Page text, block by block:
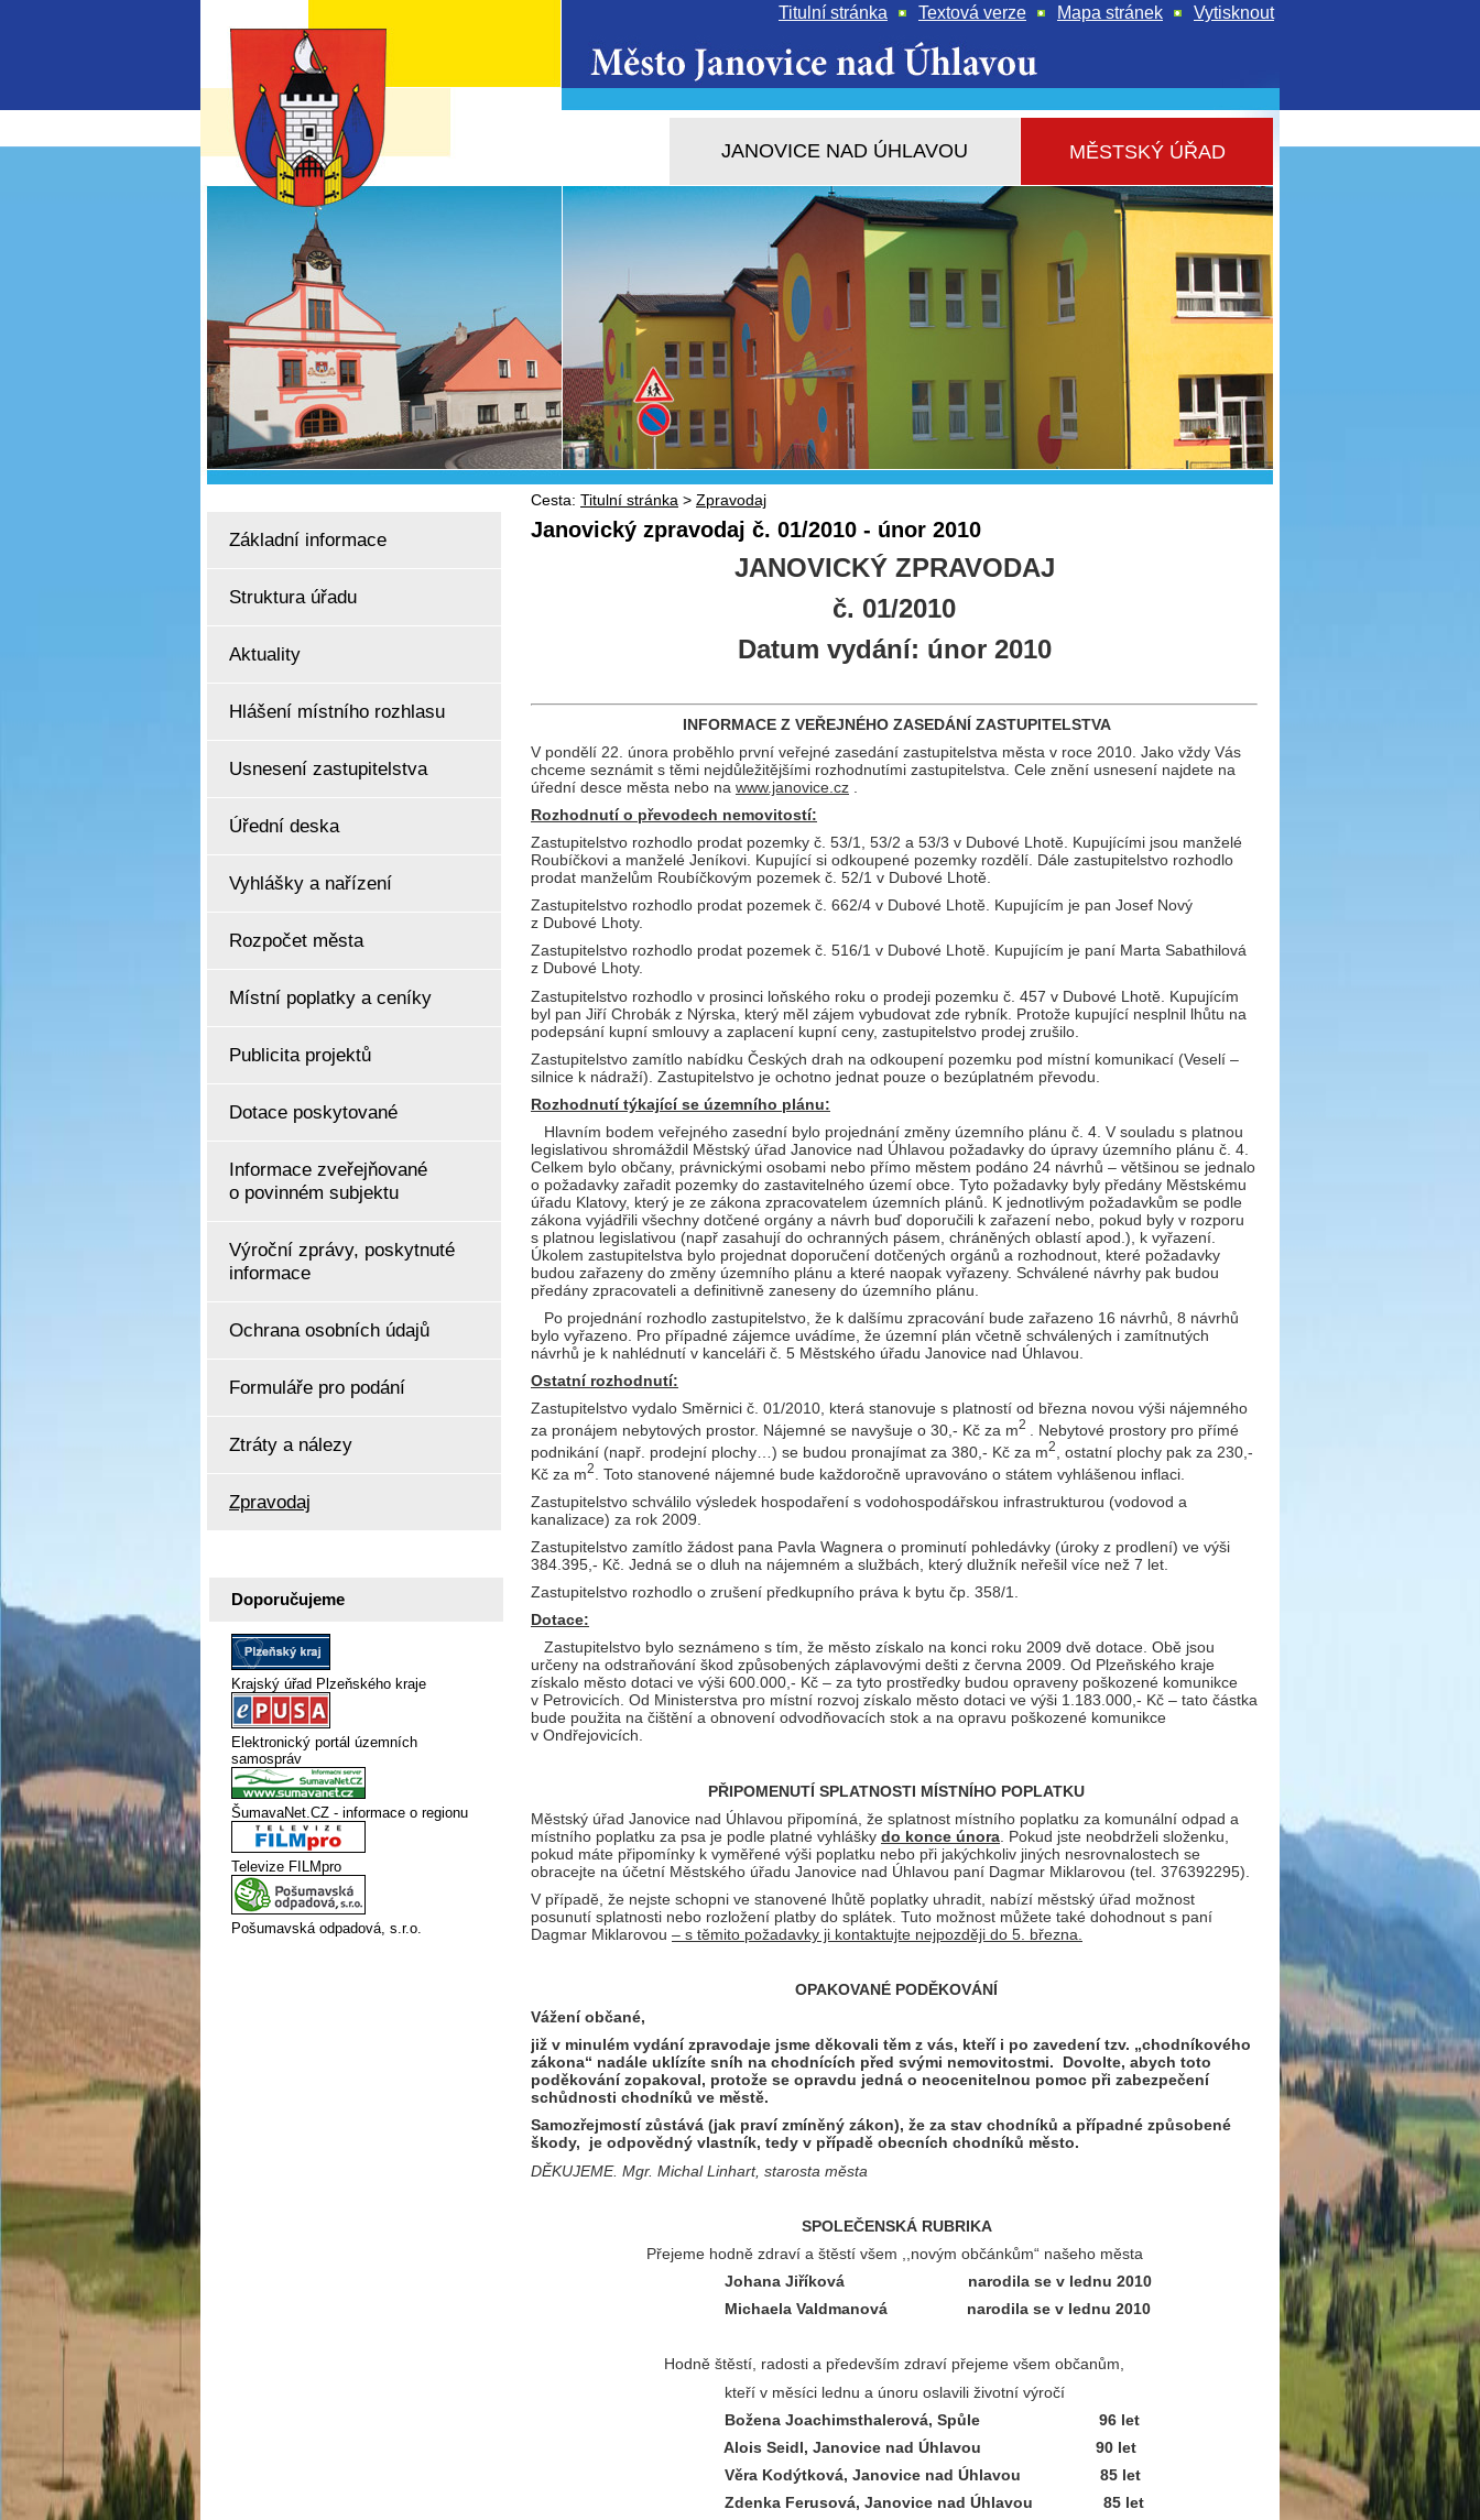
JANOVICE NAD ÚHLAVOU MĚSTSKÝ ÚŘAD
Cesta: Titulní stránka > Zpravodaj
Titulní stránka Textová verze Mapa stránek Vytisknout
Základní informace
Struktura úřadu
Aktuality
Hlášení místního rozhlasu
Usnesení zastupitelstva
Úřední deska
Vyhlášky a nařízení
Rozpočet města
Místní poplatky a ceníky
Publicita projektů
Dotace poskytované
Informace zveřejňované
o povinném subjektu
Výroční zprávy, poskytnuté
informace
Ochrana osobních údajů
Formuláře pro podání
Ztráty a nálezy
Zpravodaj
Doporučujeme
Krajský úřad Plzeňského kraje
Elektronický portál územních
samospráv
ŠumavaNet.CZ - informace o regionu
Televize FILMpro
Pošumavská odpadová, s.r.o.
Janovický zpravodaj č. 01/2010 - únor 2010
JANOVICKÝ ZPRAVODAJ
č. 01/2010
Datum vydání: únor 2010
INFORMACE Z VEŘEJNÉHO ZASEDÁNÍ ZASTUPITELSTVA
V pondělí 22. února proběhlo první veřejné zasedání zastupitelstva města v roce 2010. Jako vždy Vás
chceme seznámit s těmi nejdůležitějšími rozhodnutími zastupitelstva. Cele znění usnesení najdete na
úřední desce města nebo na www.janovice.cz
Rozhodnutí o převodech nemovitostí:
Zastupitelstvo rozhodlo prodat pozemky č. 53/1, 53/2 a 53/3 v Dubové Lhotě. Kupujícími jsou manželé
Roubíčkovi a manželé Jeníkovi. Kupující si odkoupené pozemky rozdělí. Dále zastupitelstvo rozhodlo
prodat manželům Roubíčkovým pozemek č. 52/1 v Dubové Lhotě.
Zastupitelstvo rozhodlo prodat pozemek č. 662/4 v Dubové Lhotě. Kupujícím je pan Josef Nový
z Dubové Lhoty.
Zastupitelstvo rozhodlo prodat pozemek č. 516/1 v Dubové Lhotě. Kupujícím je paní Marta Sabathilová
z Dubové Lhoty.
Zastupitelstvo rozhodlo v prosinci loňského roku o prodeji pozemku č. 457 v Dubové Lhotě. Kupujícím
byl pan Jiří Chrobák z Nýrska, který měl zájem vybudovat zde rybník. Protože kupující nesplnil lhůtu na
podepsání kupní smlouvy a zaplacení kupní ceny, zastupitelstvo prodej zrušilo.
Zastupitelstvo zamítlo nabídku Českých drah na odkoupení pozemku pod místní komunikací (Veselí –
silnice k nádraží). Zastupitelstvo je ochotno jednat pouze o bezúplatném převodu.
Rozhodnutí týkající se územního plánu:
Hlavním bodem veřejného zasední bylo projednání změny územního plánu č. 4. V souladu s platnou
legislativou shromáždil Městský úřad Janovice nad Úhlavou požadavky do úpravy územního plánu č. 4.
Celkem bylo občany, právnickými osobami nebo přímo městem podáno 24 návrhů – většinou se jednalo
o požadavky zařadit pozemky do zastavitelného území obce. Tyto požadavky byly předány Městskému
úřadu Klatovy, který je ze zákona zpracovatelem územních plánů. K jednotlivým požadavkům se podle
zákona vyjádřili všechny dotčené orgány a návrh buď doporučili k zařazení nebo, pokud byly v rozporu
s platnou legislativou (např zasahují do ochranných pásem, chráněných oblastí apod.), k vyřazení.
Úkolem zastupitelstva bylo projednat doporučení dotčených orgánů a rozhodnout, které požadavky
budou zařazeny do změny územního plánu a které naopak vyřazeny. Schválené návrhy pak budou
předány zpracovateli a definitivně zaneseny do územního plánu.
Po projednání rozhodlo zastupitelstvo, že k dalšímu zpracování bude zařazeno 16 návrhů, 8 návrhů
bylo vyřazeno. Pro případné zájemce uvádíme, že územní plán včetně schválených i zamítnutých
návrhů je k nahlédnutí v kanceláři č. 5 Městského úřadu Janovice nad Úhlavou.
Ostatní rozhodnutí:
Zastupitelstvo vydalo Směrnici č. 01/2010, která stanovuje s platností od března novou výši nájemného
za pronájem nebytových prostor. Nájemné se navyšuje o 30,- Kč za m2
. Nebytové prostory pro přímé
podnikání (např. prodejní plochy…) se budou pronajímat za 380,- Kč za m2
, ostatní plochy pak za 230,-
Kč za m2
. Toto stanovené nájemné bude každoročně upravováno o státem vyhlášenou inflaci.
Zastupitelstvo schválilo výsledek hospodaření s vodohospodářskou infrastrukturou (vodovod a
kanalizace) za rok 2009.
Zastupitelstvo zamítlo žádost pana Pavla Wagnera o prominutí pohledávky (úroky z prodlení) ve výši
384.395,- Kč. Jedná se o dluh na nájemném a službách, který dlužník neřešil více než 7 let.
Zastupitelstvo rozhodlo o zrušení předkupního práva k bytu čp. 358/1.
Dotace:
Zastupitelstvo bylo seznámeno s tím, že město získalo na konci roku 2009 dvě dotace. Obě jsou
určeny na odstraňování škod způsobených záplavovými dešti z června 2009. Od Plzeňského kraje
získalo město dotaci ve výši 600.000,- Kč – za tyto prostředky budou opraveny poškozené komunikce
v Petrovicích. Od Ministerstva pro místní rozvoj získalo město dotaci ve výši 1.183.000,- Kč – tato částka
bude použita na čištění a obnovení odvodňovacích stok a na opravu poškozené komunikce
v Ondřejovicích.
PŘIPOMENUTÍ SPLATNOSTI MÍSTNÍHO POPLATKU
Městský úřad Janovice nad Úhlavou připomíná, že splatnost místního poplatku za komunální odpad a
místního poplatku za psa je podle platné vyhlášky do konce února . Pokud jste neobdrželi složenku,
pokud máte připomínky k vyměřené výši poplatku nebo při jakýchkoliv jiných nesrovnalostech se
obracejte na účetní Městského úřadu Janovice nad Úhlavou paní Dagmar Miklarovou (tel. 376392295).
V případě, že nejste schopni ve stanovené lhůtě poplatky uhradit, nabízí městský úřad možnost
posunutí splatnosti nebo rozložení platby do splátek. Tuto možnost můžete také dohodnout s paní
Dagmar Miklarovou – s těmito požadavky ji kontaktujte nejpozději do 5. března.
OPAKOVANÉ PODĚKOVÁNÍ
Vážení občané,
již v minulém vydání zpravodaje jsme děkovali těm z vás, kteří i po zavedení tzv. „chodníkového
zákona“ nadále uklízíte sníh na chodnících před svými nemovitostmi. Dovolte, abych toto
poděkování zopakoval, protože se opravdu jedná o neocenitelnou pomoc při zabezpečení
schůdnosti chodníků ve městě.
Samozřejmostí zůstává (jak praví zmíněný zákon), že za stav chodníků a případné způsobené
škody, je odpovědný vlastník, tedy v případě obecních chodníků město.
DĚKUJEME. Mgr. Michal Linhart, starosta města
SPOLEČENSKÁ RUBRIKA
Přejeme hodně zdraví a štěstí všem ,,novým občánkům“ našeho města
Johana Jiříková narodila se v lednu 2010
Michaela Valdmanová narodila se v lednu 2010
Hodně štěstí, radosti a především zdraví přejeme všem občanům,
kteří v měsíci lednu a únoru oslavili životní výročí
Božena Joachimsthalerová, Spůle 96 let
Alois Seidl, Janovice nad Úhlavou 90 let
Věra Kodýtková, Janovice nad Úhlavou 85 let
Zdenka Ferusová, Janovice nad Úhlavou 85 let